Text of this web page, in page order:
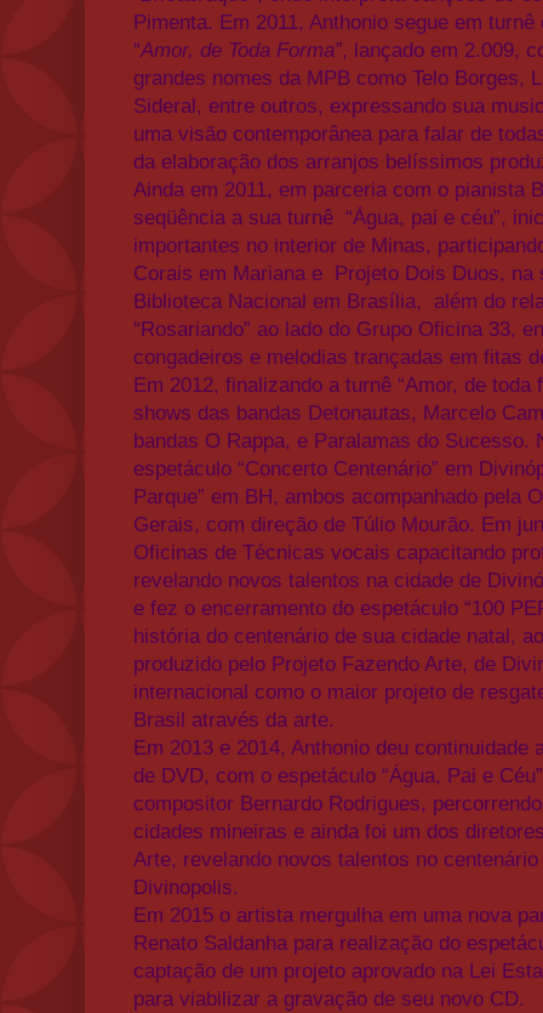
Pimenta. Em 2011, Anthonio segue em
“Amor, de Toda Forma”, lançado em 2.009,
grandes nomes da MPB como Telo Borges,
Sideral, entre outros, expressando sua
uma visão contemporânea para falar de
da elaboração dos arranjos belíssimos
Ainda em 2011, em parceria com o pianista
seqüência a sua turnê “Água, pai e céu”,
importantes no interior de Minas,
Corais em Mariana e Projeto Dois Duos, na
Biblioteca Nacional em Brasília, além do
“Rosariando” ao lado do Grupo Oficina 33,
congadeiros e melodias trançadas em fitas
Em 2012, finalizando a turnê “Amor, de toda
shows das bandas Detonautas, Marcelo
bandas O Rappa, e Paralamas do Sucesso.
espetáculo “Concerto Centenário” em
Parque” em BH, ambos acompanhado pela
Gerais, com direção de Túlio Mourão. Em
Oficinas de Técnicas vocais capacitando
revelando novos talentos na cidade de
e fez o encerramento do espetáculo “100
história do centenário de sua cidade natal,
produzido pelo Projeto Fazendo Arte, de
internacional como o maior projeto de
Brasil através da arte.
Em 2013 e 2014, Anthonio deu continuidade
de DVD, com o espetáculo “Água, Pai e
compositor Bernardo Rodrigues,
cidades mineiras e ainda foi um dos
Arte, revelando novos talentos no
Divinopolis.
Em 2015 o artista mergulha em uma nova
Renato Saldanha para realização do
captação de um projeto aprovado na Lei
para viabilizar a gravação de seu novo CD.